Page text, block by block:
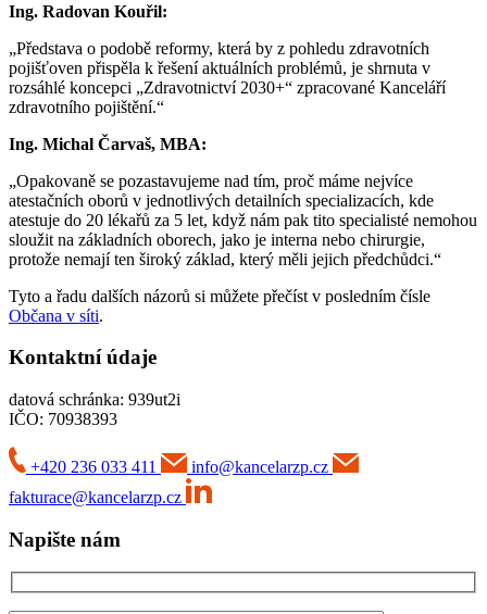
Ing. Radovan Kouřil:
„Představa o podobě reformy, která by z pohledu zdravotních
pojišťoven přispěla k řešení aktuálních problémů, je shrnuta v
rozsáhlé koncepci „Zdravotnictví 2030+“ zpracované Kanceláří
zdravotního pojištění.“
Ing. Michal Čarvaš, MBA:
„Opakovaně se pozastavujeme nad tím, proč máme nejvíce
atestačních oborů v jednotlivých detailních specializacích, kde
atestuje do 20 lékařů za 5 let, když nám pak tito specialisté nemohou
sloužit na základních oborech, jako je interna nebo chirurgie,
protože nemají ten široký základ, který měli jejich předchůdci.“
Tyto a řadu dalších názorů si můžete přečíst v posledním čísle
Občana v síti.
Kontaktní údaje
datová schránka: 939ut2i
IČO: 70938393
+420 236 033 411
info@kancelarzp.cz
fakturace@kancelarzp.cz
Napište nám